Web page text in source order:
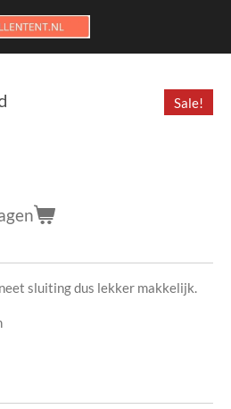
Sale!
sluiting dus lekker makkelijk.